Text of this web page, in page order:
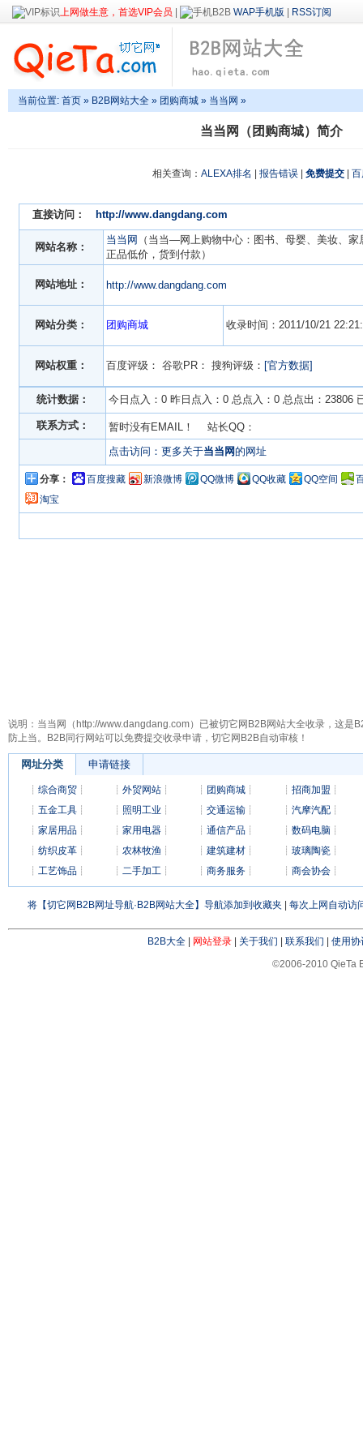
上网做生意，首选VIP会员 WAP手机版 RSS订阅
当前位置: 首页 » B2B网站大全 » 团购商城 » 当当网 »
当当网（团购商城）简介
相关查询： ALEXA排名 报告错误 免费提交
直接访问： http://www.dangdang.com
网站名称：
当当网
（当当—网上购物中心：图书、母婴、美妆、
正品低价，货到付款）
网站地址： http://www.dangdang.com
网站分类： 团购商城 收录时间：2011/10/21
网站权重： 百度评级： 谷歌PR： 搜狗评级： [官方数据]
统计数据： 今日点入：0 昨日点入：0 总点入：0 总点出：23806
联系方式：
暂时没有EMAIL！ 站长QQ：
点击访问：更多关于当当网的网址
分享： 百度搜藏 新浪微博 QQ微博 QQ收藏 QQ空间
淘宝
说明：当当网（http://www.dangdang.com）已被切它网B2B网站大全收录，这
防上当。B2B同行网站可以免费提交收录申请，切它网B2B自动审核！
网址分类 申请链接
┊ 综合商贸 ┊ ┊ 外贸网站 ┊ ┊ 团购商城 ┊ ┊ 招商加盟 ┊
┊ 五金工具 ┊ ┊ 照明工业 ┊ ┊ 交通运输 ┊ ┊ 汽摩汽配┊
┊ 家居用品 ┊ ┊ 家用电器 ┊ ┊ 通信产品 ┊ ┊ 数码电脑 ┊
┊ 纺织皮革 ┊ ┊ 农林牧渔 ┊ ┊ 建筑建材 ┊ ┊ 玻璃陶瓷┊
┊ 工艺饰品 ┊ ┊ 二手加工 ┊ ┊ 商务服务 ┊ ┊ 商会协会┊
将【切它网B2B网址导航·B2B网站大全】导航添加到收藏夹 每次上网自动访
B2B大全| 网站登录| 关于我们 联系我们
使用协
©2006-2010 QieTa